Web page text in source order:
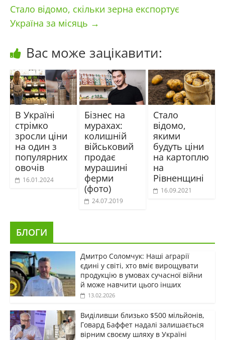
Стало відомо, скільки зерна експортує
Україна за місяць →
Вас може зацікавити:
В Україні
стрімко
зросли ціни
на один з
популярних
овочів
16.01.2024
Бізнес на
мурахах:
колишній
військовий
продає
мурашині
ферми
(фото)
24.07.2019
Стало
відомо,
якими
будуть ціни
на картоплю
на
Рівненщині
16.09.2021
БЛОГИ
Дмитро Соломчук: Наші аграрії
єдині у світі, хто вміє вирощувати
продукцію в умовах сучасної війни
й може навчити цього інших
13.02.2026
Виділивши близько $500 мільйонів,
Говард Баффет надалі залишається
вірним своєму шляху в Україні